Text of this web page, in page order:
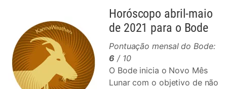
Horóscopo abril-maio
de 2021 para o Bode
Pontuação mensal do Bode:
6 / 10
O Bode inicia o Novo Mês
Lunar com o objetivo de não